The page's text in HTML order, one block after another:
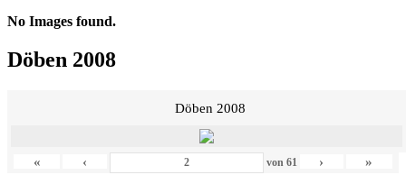
No Images found.
Döben 2008
Döben 2008
« ‹ von 61 › »